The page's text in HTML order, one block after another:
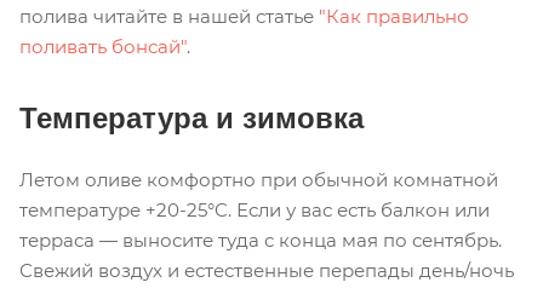
полива читайте в нашей статье "Как правильно
поливать бонсай".
Температура и зимовка
Летом оливе комфортно при обычной комнатной
температуре +20-25°C. Если у вас есть балкон или
терраса — выносите туда с конца мая по сентябрь.
Свежий воздух и естественные перепады день/ночь